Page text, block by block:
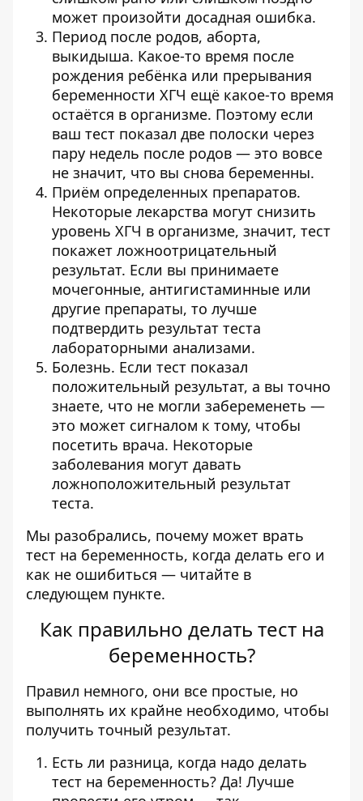
может произойти досадная ошибка.
Период после родов, аборта,
выкидыша. Какое-то время после
рождения ребёнка или прерывания
беременности ХГЧ ещё какое-то время
остаётся в организме. Поэтому если
ваш тест показал две полоски через
пару недель после родов — это вовсе
не значит, что вы снова беременны.
Приём определенных препаратов.
Некоторые лекарства могут снизить
уровень ХГЧ в организме, значит, тест
покажет ложноотрицательный
результат. Если вы принимаете
мочегонные, антигистаминные или
другие препараты, то лучше
подтвердить результат теста
лабораторными анализами.
Болезнь. Если тест показал
положительный результат, а вы точно
знаете, что не могли забеременеть —
это может сигналом к тому, чтобы
посетить врача. Некоторые
заболевания могут давать
ложноположительный результат
теста.
Мы разобрались, почему может врать
тест на беременность, когда делать его и
как не ошибиться — читайте в
следующем пункте.
Как правильно делать тест на
беременность?
Правил немного, они все простые, но
выполнять их крайне необходимо, чтобы
получить точный результат.
Есть ли разница, когда надо делать
тест на беременность? Да! Лучше